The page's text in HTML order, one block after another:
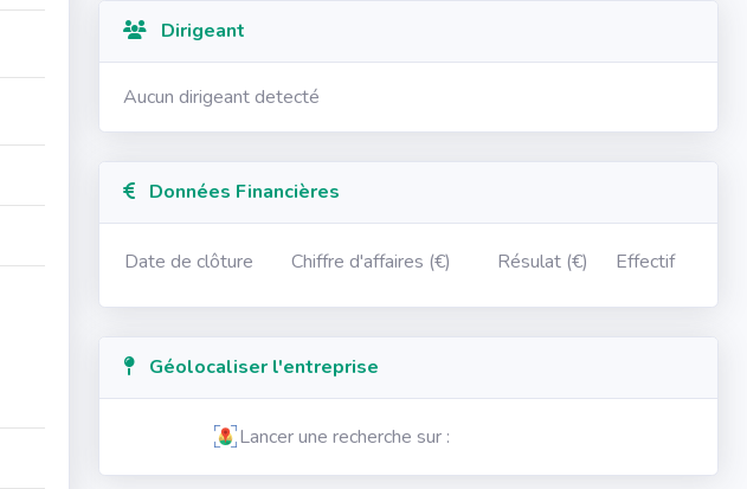
Dirigeant
Aucun dirigeant detecté
Données Financières
Date de clôture Chiffre d'affaires (€) Résulat (€) Effectif
Géolocaliser l'entreprise
Lancer une recherche sur :